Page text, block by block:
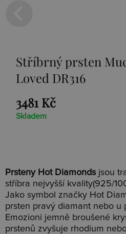
Stříbrný prsten
Loved DR316
3481 Kč
Skladem
Prsteny Hot Diamonds jsou
stříbra nejvyšší kvality(925/
Jako symbol značky Hot
prsten pravý diamant nebo u
Emozioni jemně broušené
prstenů zvyšuje rhodium